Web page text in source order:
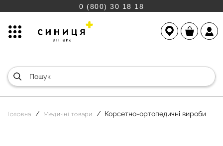
0 (800) 30 18 18
Головна Медичні товари Корсетно-ортопедичні вироби